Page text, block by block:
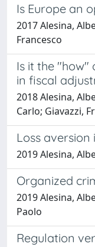
Is Europe an
2017 Alesina,
Francesco
Is it the
in fiscal
2018 Alesina,
Carlo; Giavazzi,
Loss aversion
2019 Alesina,
Organized
2019 Alesina,
Paolo
Regulation